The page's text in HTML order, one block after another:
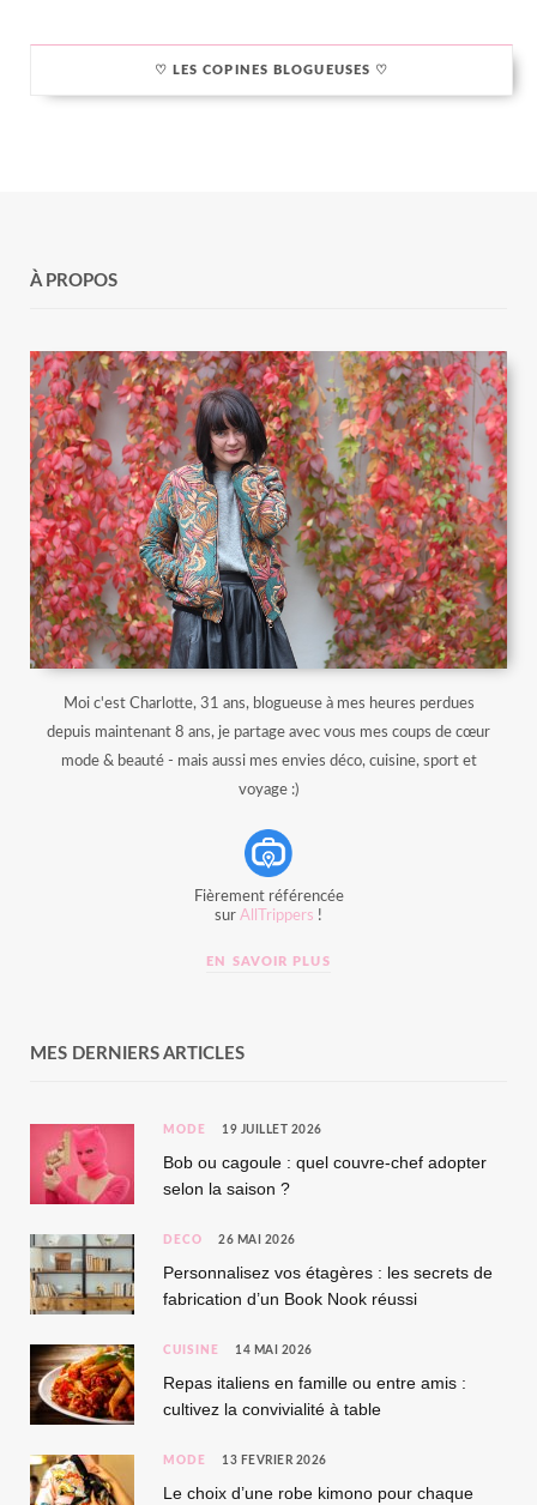
♡ LES COPINES BLOGUEUSES ♡
À PROPOS
Moi c'est Charlotte, 31 ans, blogueuse à mes heures perdues
depuis maintenant 8 ans, je partage avec vous mes coups de cœur
mode & beauté - mais aussi mes envies déco, cuisine, sport et
voyage :)
Fièrement référencée
sur AllTrippers !
EN SAVOIR PLUS
MES DERNIERS ARTICLES
MODE 19 JUILLET 2026
Bob ou cagoule : quel couvre-chef adopter
selon la saison ?
DÉCO 26 MAI 2026
Personnalisez vos étagères : les secrets de
fabrication d’un Book Nook réussi
CUISINE 14 MAI 2026
Repas italiens en famille ou entre amis :
cultivez la convivialité à table
MODE 13 FÉVRIER 2026
Le choix d’une robe kimono pour chaque